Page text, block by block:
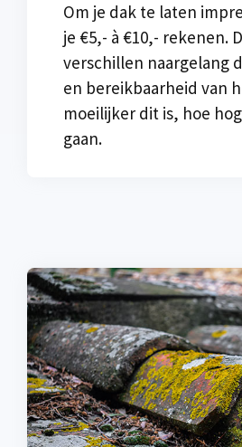
Om je dak te laten
je €5,- à €10,- rekenen.
verschillen naargelang
en bereikbaarheid van
moeilijker dit is, hoe
gaan.